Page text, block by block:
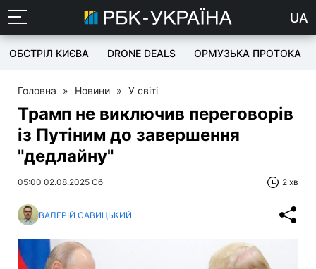
UA
ОБСТРІЛ КИЄВА DRONE DEALS ОРМУЗЬКА ПРОТОКА
Головна » Новини » У світі
Трамп не виключив переговорів
із Путіним до завершення
"дедлайну"
05:00 02.08.2025 Сб 2 хв
ВАЛЕРІЙ САВИЦЬКИЙ